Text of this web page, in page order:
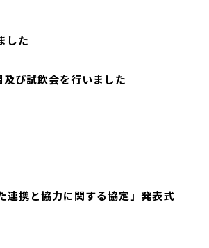
した
び試飲会を行いました
連携と協力に関する協定」発表式